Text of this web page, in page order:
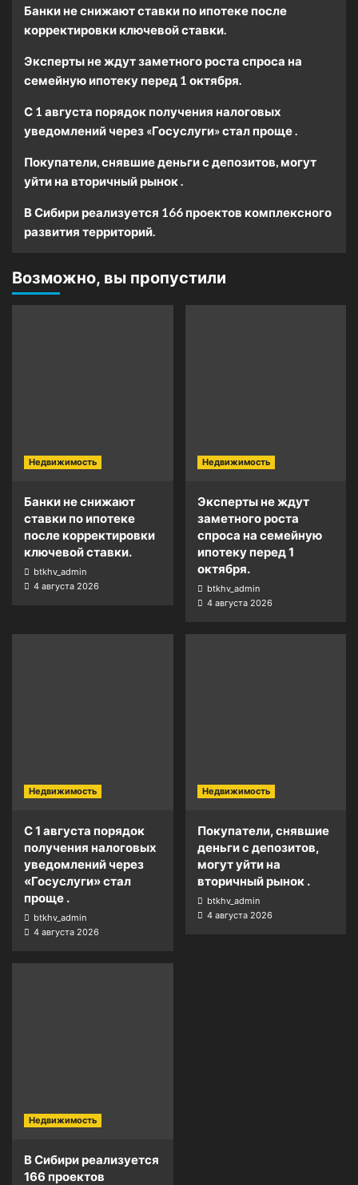
Банки не снижают ставки по ипотеке после
корректировки ключевой ставки.
Эксперты не ждут заметного роста спроса на
семейную ипотеку перед 1 октября.
С 1 августа порядок получения налоговых
уведомлений через «Госуслуги» стал проще .
Покупатели, снявшие деньги с депозитов, могут
уйти на вторичный рынок .
В Сибири реализуется 166 проектов комплексного
развития территорий.
Возможно, вы пропустили
Недвижимость
Банки не снижают
ставки по ипотеке
после корректировки
ключевой ставки.
btkhv_admin
4 августа 2026
Недвижимость
Эксперты не ждут
заметного роста
спроса на семейную
ипотеку перед 1
октября.
btkhv_admin
4 августа 2026
Недвижимость
С 1 августа порядок
получения налоговых
уведомлений через
«Госуслуги» стал
проще .
btkhv_admin
4 августа 2026
Недвижимость
Покупатели, снявшие
деньги с депозитов,
могут уйти на
вторичный рынок .
btkhv_admin
4 августа 2026
Недвижимость
В Сибири реализуется
166 проектов